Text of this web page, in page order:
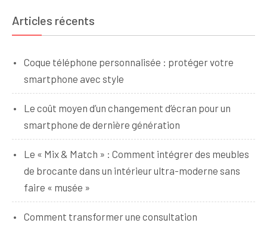
Articles récents
Coque téléphone personnalisée : protéger votre
smartphone avec style
Le coût moyen d’un changement d’écran pour un
smartphone de dernière génération
Le « Mix & Match » : Comment intégrer des meubles
de brocante dans un intérieur ultra-moderne sans
faire « musée »
Comment transformer une consultation